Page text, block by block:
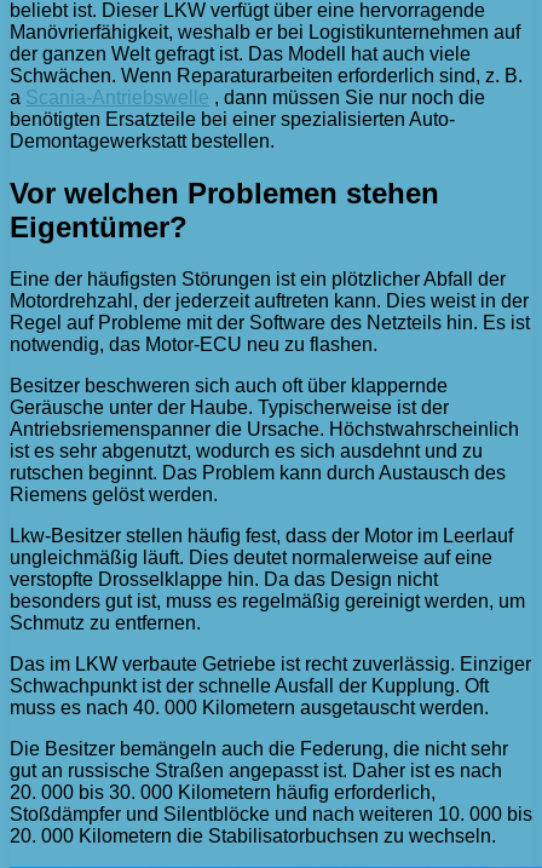
beliebt ist. Dieser LKW verfügt über eine hervorragende
Manövrierfähigkeit, weshalb er bei Logistikunternehmen auf
der ganzen Welt gefragt ist. Das Modell hat auch viele
Schwächen. Wenn Reparaturarbeiten erforderlich sind, z. B.
a Scania-Antriebswelle , dann müssen Sie nur noch die
benötigten Ersatzteile bei einer spezialisierten Auto-
Demontagewerkstatt bestellen.
Vor welchen Problemen stehen
Eigentümer?
Eine der häufigsten Störungen ist ein plötzlicher Abfall der
Motordrehzahl, der jederzeit auftreten kann. Dies weist in der
Regel auf Probleme mit der Software des Netzteils hin. Es ist
notwendig, das Motor-ECU neu zu flashen.
Besitzer beschweren sich auch oft über klappernde
Geräusche unter der Haube. Typischerweise ist der
Antriebsriemenspanner die Ursache. Höchstwahrscheinlich
ist es sehr abgenutzt, wodurch es sich ausdehnt und zu
rutschen beginnt. Das Problem kann durch Austausch des
Riemens gelöst werden.
Lkw-Besitzer stellen häufig fest, dass der Motor im Leerlauf
ungleichmäßig läuft. Dies deutet normalerweise auf eine
verstopfte Drosselklappe hin. Da das Design nicht
besonders gut ist, muss es regelmäßig gereinigt werden, um
Schmutz zu entfernen.
Das im LKW verbaute Getriebe ist recht zuverlässig. Einziger
Schwachpunkt ist der schnelle Ausfall der Kupplung. Oft
muss es nach 40. 000 Kilometern ausgetauscht werden.
Die Besitzer bemängeln auch die Federung, die nicht sehr
gut an russische Straßen angepasst ist. Daher ist es nach
20. 000 bis 30. 000 Kilometern häufig erforderlich,
Stoßdämpfer und Silentblöcke und nach weiteren 10. 000 bis
20. 000 Kilometern die Stabilisatorbuchsen zu wechseln.